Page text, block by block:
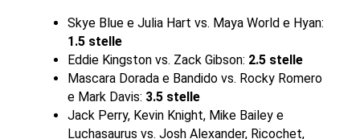
Skye Blue e Julia Hart vs. Maya World e Hyan:
1.5 stelle
Eddie Kingston vs. Zack Gibson: 2.5 stelle
Mascara Dorada e Bandido vs. Rocky Romero
e Mark Davis: 3.5 stelle
Jack Perry, Kevin Knight, Mike Bailey e
Luchasaurus vs. Josh Alexander, Ricochet,